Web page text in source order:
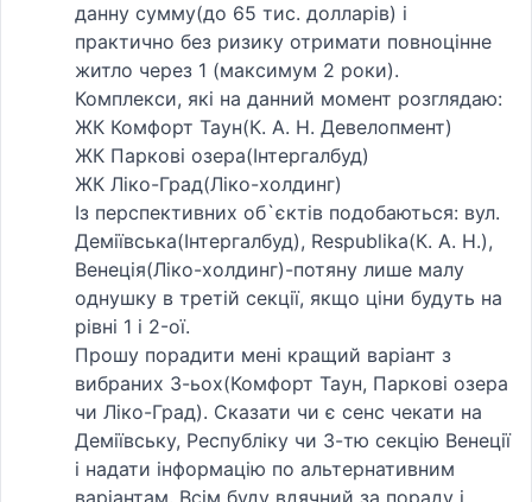
данну сумму(до 65 тис. долларiв) i
практично без ризику отримати повноцiнне
житло через 1 (максимум 2 роки).
Комплекси, якi на данний момент розглядаю:
ЖК Комфорт Таун(К. А. Н. Девелопмент)
ЖК Парковi озера(Iнтергалбуд)
ЖК Лiко-Град(Лiко-холдинг)
Iз перспективних об`єктiв подобаються: вул.
Демiївська(Iнтергалбуд), Respublika(К. А. Н.),
Венецiя(Лiко-холдинг)-потяну лише малу
однушку в третiй секцiї, якщо цiни будуть на
рiвнi 1 i 2-ої.
Прошу порадити менi кращий варiант з
вибраних 3-ьох(Комфорт Таун, Парковi озера
чи Лiко-Град). Сказати чи є сенс чекати на
Демiївську, Республiку чи 3-тю секцiю Венецiї
i надати iнформацiю по альтернативним
варiантам. Всiм буду вдячний за пораду i